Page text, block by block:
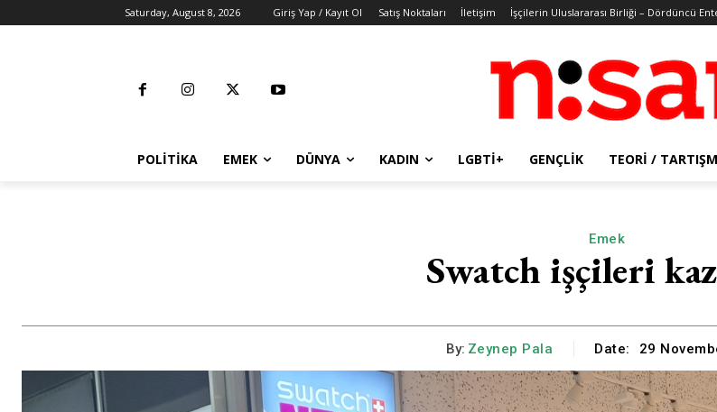
Saturday, August 8, 2026 Giriş Yap / Kayıt Ol Satış Noktaları İletişim İşçilerin Uluslararası Birliği – Dördüncü
POLITIKA EMEK DÜNYA KADIN LGBTİ+ GENÇLIK TEORI /
Emek
Swatch işçileri
By: Zeynep Pala Date: 29